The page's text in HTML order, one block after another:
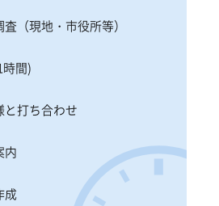
査（現地・市役所等）
時間)
と打ち合わせ
内
成